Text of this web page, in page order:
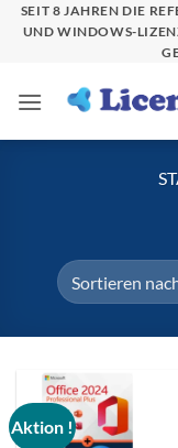
Zum
Inhalt
SEIT 8 JAHREN DIE
UND WINDOWS-
Aktion !